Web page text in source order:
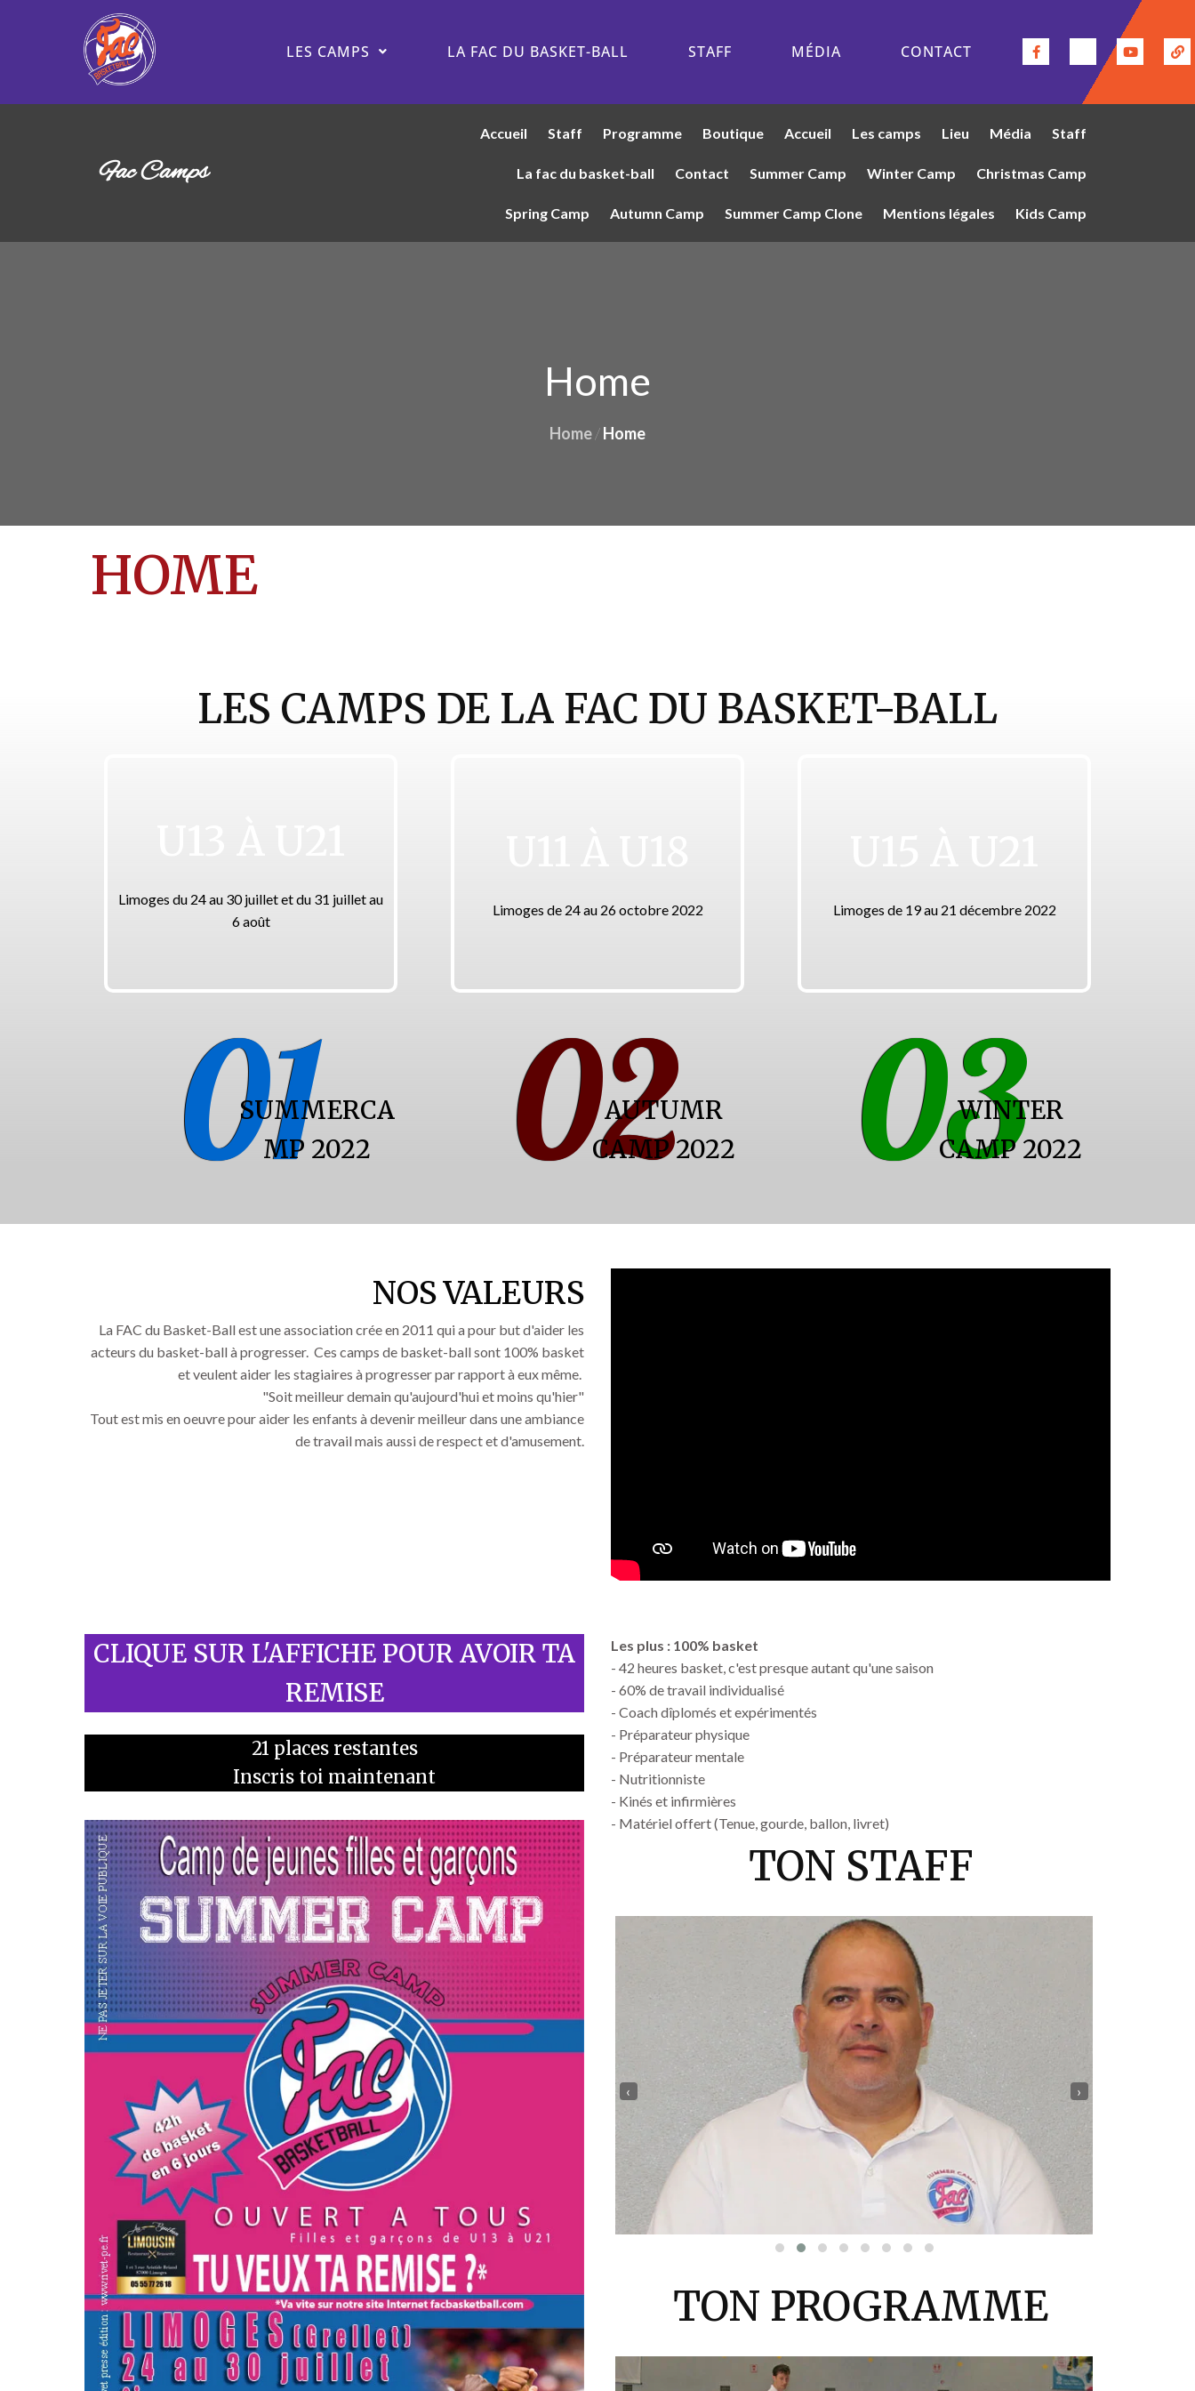
LES CAMPS LA FAC DU BASKET-BALL STAFF MÉDIA CONTACT
Fac Camps
Accueil Staff Programme Boutique Accueil Les camps Lieu Média Staff
La fac du basket-ball Contact Summer Camp Winter Camp Christmas Camp
Spring Camp Autumn Camp Summer Camp Clone Mentions légales Kids Camp
Home
Home/Home
HOME
LES CAMPS DE LA FAC DU BASKET-BALL
Limoges du 24 au 30 juillet et du 31 juillet au
6 août
01
SUMMERCA
MP 2022
Limoges de 24 au 26 octobre 2022
02
AUTUMR
CAMP 2022
Limoges de 19 au 21 décembre 2022
03
WINTER
CAMP 2022
NOS VALEURS
La FAC du Basket-Ball est une association crée en 2011 qui a pour but d'aider les
acteurs du basket-ball à progresser. Ces camps de basket-ball sont 100% basket
et veulent aider les stagiaires à progresser par rapport à eux même.
"Soit meilleur demain qu'aujourd'hui et moins qu'hier"
Tout est mis en oeuvre pour aider les enfants à devenir meilleur dans une ambiance
de travail mais aussi de respect et d'amusement.
CLIQUE SUR L'AFFICHE POUR AVOIR TA
REMISE
21 places restantes
Inscris toi maintenant
Les plus : 100% basket
- 42 heures basket, c'est presque autant qu'une saison
- 60% de travail individualisé
- Coach dîplomés et expérimentés
- Préparateur physique
- Préparateur mentale
- Nutritionniste
- Kinés et infirmières
- Matériel offert (Tenue, gourde, ballon, livret)
TON STAFF
‹ ›
TON PROGRAMME